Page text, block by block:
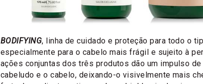
BODIFYING, linha de cuidado e proteção para todo o
especialmente para o cabelo mais frágil e sujeito à
ações conjuntas dos três produtos dão um impulso de
cabeludo e o cabelo, deixando-o visivelmente mais